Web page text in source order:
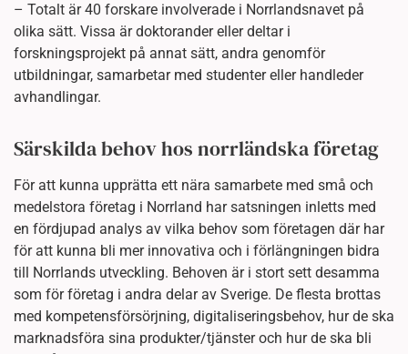
– Totalt är 40 forskare involverade i Norrlandsnavet på
olika sätt. Vissa är doktorander eller deltar i
forskningsprojekt på annat sätt, andra genomför
utbildningar, samarbetar med studenter eller handleder
avhandlingar.
Särskilda behov hos norrländska företag
För att kunna upprätta ett nära samarbete med små och
medelstora företag i Norrland har satsningen inletts med
en fördjupad analys av vilka behov som företagen där har
för att kunna bli mer innovativa och i förlängningen bidra
till Norrlands utveckling. Behoven är i stort sett desamma
som för företag i andra delar av Sverige. De flesta brottas
med kompetensförsörjning, digitaliseringsbehov, hur de ska
marknadsföra sina produkter/tjänster och hur de ska bli